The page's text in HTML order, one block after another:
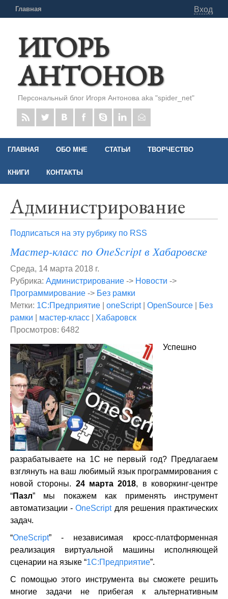
Главная Вход
ИГОРЬ
АНТОНОВ
Персональный блог Игоря Антонова aka "spider_net"
ГЛАВНАЯ ОБО МНЕ СТАТЬИ ТВОРЧЕСТВО
КНИГИ КОНТАКТЫ
Администрирование
Подписаться на эту рубрику по RSS
Мастер-класс по OneScript в Хабаровске
Среда, 14 марта 2018 г.
Рубрика: Администрирование -> Новости ->
Программирование -> Без рамки
Метки: 1С:Предприятие oneScript| OpenSource
Без
рамки
мастер-класс
Хабаровск
Просмотров: 6482
Успешно
разрабатываете на 1С не первый год? Предлагаем
взглянуть на ваш любимый язык программирования с
новой стороны. 24 марта 2018, в коворкинг-центре
“Пазл” мы покажем как применять инструмент
автоматизации -OneScriptдля решения практических
задач.
“OneScript” - независимая кросс-платформенная
реализация виртуальной машины исполняющей
сценарии на языке “1С:Предприятие”.
С помощью этого инструмента вы сможете решить
многие задачи не прибегая к альтернативным